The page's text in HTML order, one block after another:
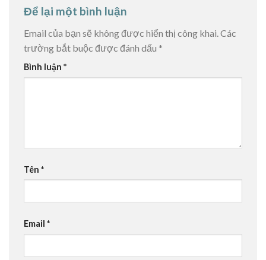
Để lại một bình luận
Email của bạn sẽ không được hiển thị công khai.Các
trường bắt buộc được đánh dấu *
Bình luận *
Tên *
Email *